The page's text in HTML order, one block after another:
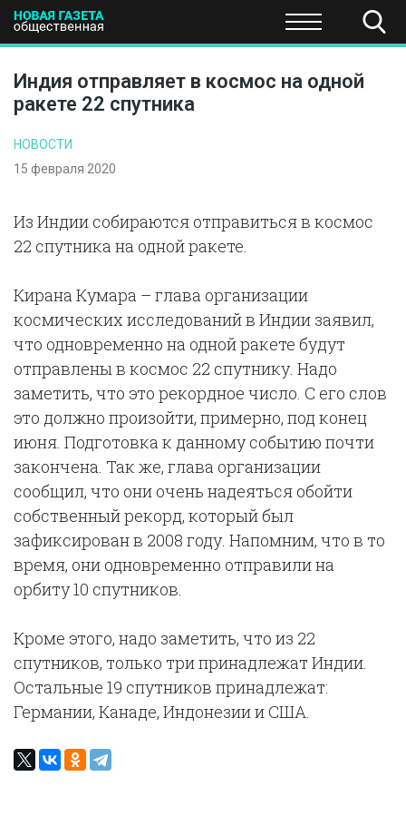
ПОЛИТИКА ЭКОНОМИКА НАУКА И
Индия отправляет в космос на одной
ракете 22 спутника
НОВОСТИ
15 февраля 2020
Из Индии собираются отправиться в космос
22 спутника на одной ракете.
Кирана Кумара – глава организации
космических исследований в Индии заявил,
что одновременно на одной ракете будут
отправлены в космос 22 спутнику. Надо
заметить, что это рекордное число. С его слов
это должно произойти, примерно, под конец
июня. Подготовка к данному событию почти
закончена. Так же, глава организации
сообщил, что они очень надеяться обойти
собственный рекорд, который был
зафиксирован в 2008 году. Напомним, что в то
время, они одновременно отправили на
орбиту 10 спутников.
Кроме этого, надо заметить, что из 22
спутников, только три принадлежат Индии.
Остальные 19 спутников принадлежат:
Германии, Канаде, Индонезии и США.